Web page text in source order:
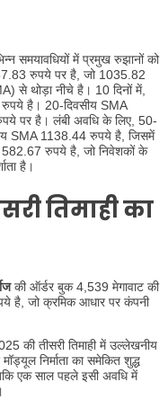
समयावधियों में प्रमुख रुझानों को
रुपये पर है, जो 1035.82
से थोड़ा नीचे है। 10 दिनों में,
है। 20-दिवसीय SMA
पर है। लंबी अवधि के लिए, 50-
SMA 1138.44 रुपये है, जिसमें
रुपये है, जो निवेशकों के
है।
तिमाही का
की ऑर्डर बुक 4,539 मेगावाट की
है, जो क्रमिक आधार पर कंपनी
की तीसरी तिमाही में उल्लेखनीय
निर्माता का समेकित शुद्ध
एक साल पहले इसी अवधि में